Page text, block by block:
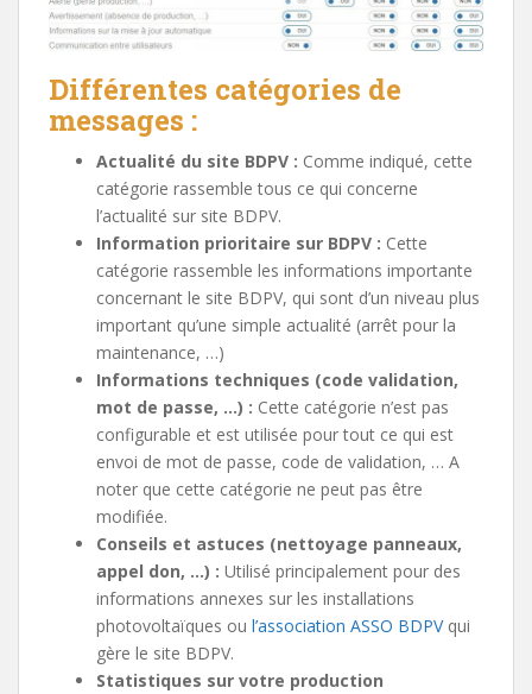
Différentes catégories de
messages :
Actualité du site BDPV : Comme indiqué, cette
catégorie rassemble tous ce qui concerne
l’actualité sur site BDPV.
Information prioritaire sur BDPV : Cette
catégorie rassemble les informations importante
concernant le site BDPV, qui sont d’un niveau plus
important qu’une simple actualité (arrêt pour la
maintenance, …)
Informations techniques (code validation,
mot de passe, …) : Cette catégorie n’est pas
configurable et est utilisée pour tout ce qui est
envoi de mot de passe, code de validation, … A
noter que cette catégorie ne peut pas être
modifiée.
Conseils et astuces (nettoyage panneaux,
appel don, …) : Utilisé principalement pour des
informations annexes sur les installations
photovoltaïques ou l’association ASSO BDPV qui
gère le site BDPV.
Statistiques sur votre production